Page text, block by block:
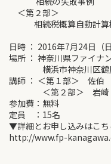
＜第２部＞
相続税概算自動計算機
日時 ： 2016年7月24日（
場所 ： 神奈川県ファイナ
横浜市神奈川区鶴屋
講師 ： ＜第１部＞ 佐伯
＜第２部＞ 岩崎
参加費：無料
定員 ：15名
▼詳細とお申し込みはこち
http://www.fp-